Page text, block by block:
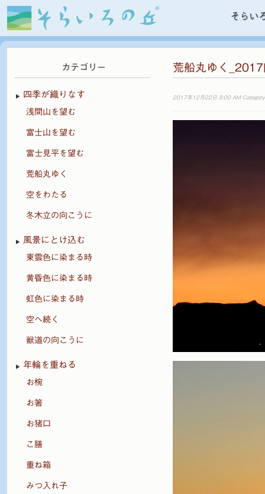
そらい
荒船丸ゆく_2017
2017年12月22日 8:00 AM
カテゴリー
四季が織りなす
浅間山を望む
富士山を望む
富士見平を望む
荒船丸ゆく
空をわたる
冬木立の向こうに
風景にとけ込む
東雲色に染まる時
黄昏色に染まる時
虹色に染まる時
空へ続く
獣道の向こうに
年輪を重ねる
お椀
お箸
お猪口
こ膳
重ね箱
みつ入れ子